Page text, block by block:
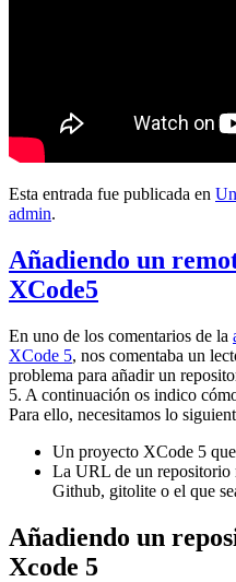
Esta entrada fue publicada en
admin.
Añadiendo un
XCode5
En uno de los comentarios de la
XCode 5, nos comentaba un
problema para añadir un
5. A continuación os indico
Para ello, necesitamos lo
Un proyecto XCode 5
La URL de un repositorio
Github, gitolite o el que
Añadiendo un
Xcode 5